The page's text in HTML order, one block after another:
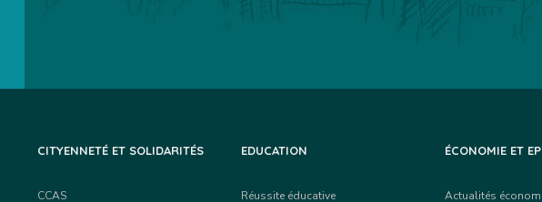
CITYENNETÉ ET SOLIDARITÉS
CCAS
EDUCATION
Réussite éducative
ÉCONOMIE ET
Actualités